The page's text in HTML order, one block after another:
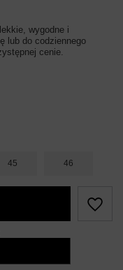
wygodne i
lub do codziennego
cenie.
45 46